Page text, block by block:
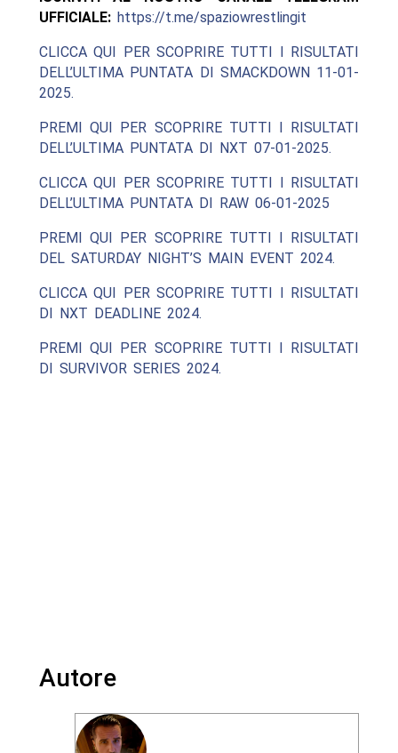
UFFICIALE: https://t.me/spaziowrestlingit
CLICCA QUI PER SCOPRIRE TUTTI I RISULTATI
DELL’ULTIMA PUNTATA DI SMACKDOWN 11-01-
2025.
PREMI QUI PER SCOPRIRE TUTTI I RISULTATI
DELL’ULTIMA PUNTATA DI NXT 07-01-2025.
CLICCA QUI PER SCOPRIRE TUTTI I RISULTATI
DELL’ULTIMA PUNTATA DI RAW 06-01-2025
PREMI QUI PER SCOPRIRE TUTTI I RISULTATI
DEL SATURDAY NIGHT’S MAIN EVENT 2024.
CLICCA QUI PER SCOPRIRE TUTTI I RISULTATI
DI NXT DEADLINE 2024.
PREMI QUI PER SCOPRIRE TUTTI I RISULTATI
DI SURVIVOR SERIES 2024.
Autore